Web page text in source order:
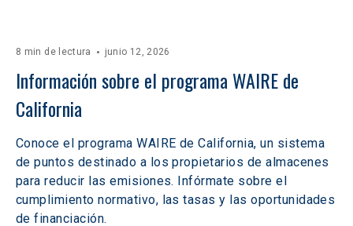
8 min de lectura junio 12, 2026
Información sobre el programa WAIRE de
California
Conoce el programa WAIRE de California, un sistema
de puntos destinado a los propietarios de almacenes
para reducir las emisiones. Infórmate sobre el
cumplimiento normativo, las tasas y las oportunidades
de financiación.